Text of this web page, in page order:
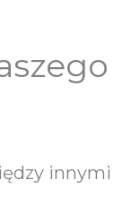
innymi